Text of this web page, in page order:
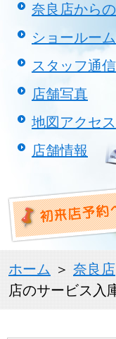
奈良店から
ショールー
スタッフ通信
店舗写真
地図アクセス
店舗情報
ホーム ＞ 奈良店
店のサービス入